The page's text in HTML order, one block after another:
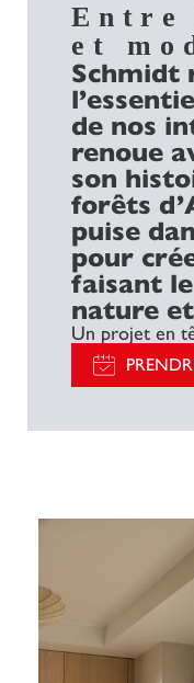
Entre
et
Schmidt
de nos
renoue
son
forêts
puise
pour
faisant
nature
Un projet en